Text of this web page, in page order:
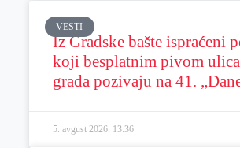
VESTI
Iz Gradske bašte ispraćeni
koji besplatnim pivom
grada pozivaju na 41.
5. avgust 2026. 13:36